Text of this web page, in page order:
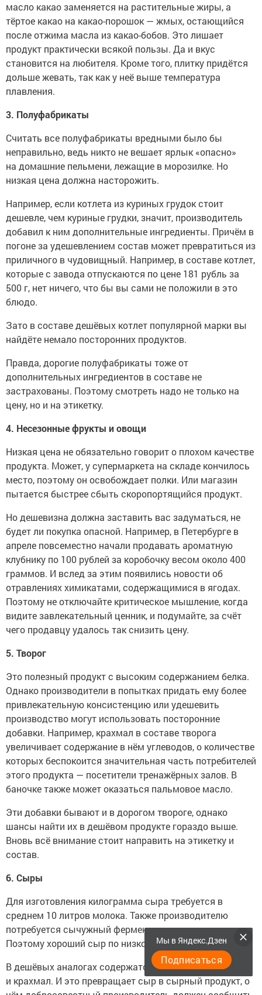
масло какао заменяется на растительные жиры, а
тёртое какао на какао-порошок — жмых, остающийся
после отжима масла из какао-бобов. Это лишает
продукт практически всякой пользы. Да и вкус
становится на любителя. Кроме того, плитку придётся
дольше жевать, так как у неё выше температура
плавления.
3. Полуфабрикаты
Считать все полуфабрикаты вредными было бы
неправильно, ведь никто не вешает ярлык «опасно»
на домашние пельмени, лежащие в морозилке. Но
низкая цена должна насторожить.
Например, если котлета из куриных грудок стоит
дешевле, чем куриные грудки, значит, производитель
добавил к ним дополнительные ингредиенты. Причём в
погоне за удешевлением состав может превратиться из
приличного в чудовищный. Например, в составе котлет,
которые с завода отпускаются по цене 181 рубль за
500 г, нет ничего, что бы вы сами не положили в это
блюдо.
Зато в составе дешёвых котлет популярной марки вы
найдёте немало посторонних продуктов.
Правда, дорогие полуфабрикаты тоже от
дополнительных ингредиентов в составе не
застрахованы. Поэтому смотреть надо не только на
цену, но и на этикетку.
4. Несезонные фрукты и овощи
Низкая цена не обязательно говорит о плохом качестве
продукта. Может, у супермаркета на складе кончилось
место, поэтому он освобождает полки. Или магазин
пытается быстрее сбыть скоропортящийся продукт.
Но дешевизна должна заставить вас задуматься, не
будет ли покупка опасной. Например, в Петербурге в
апреле повсеместно начали продавать ароматную
клубнику по 100 рублей за коробочку весом около 400
граммов. И вслед за этим появились новости об
отравлениях химикатами, содержащимися в ягодах.
Поэтому не отключайте критическое мышление, когда
видите завлекательный ценник, и подумайте, за счёт
чего продавцу удалось так снизить цену.
5. Творог
Это полезный продукт с высоким содержанием белка.
Однако производители в попытках придать ему более
привлекательную консистенцию или удешевить
производство могут использовать посторонние
добавки. Например, крахмал в составе творога
увеличивает содержание в нём углеводов, о количестве
которых беспокоится значительная часть потребителей
этого продукта — посетители тренажёрных залов. В
баночке также может оказаться пальмовое масло.
Эти добавки бывают и в дорогом твороге, однако
шансы найти их в дешёвом продукте гораздо выше.
Вновь всё внимание стоит направить на этикетку и
состав.
6. Сыры
Для изготовления килограмма сыра требуется в
среднем 10 литров молока. Также производителю
потребуется сычужный фермент, закваска, соль.
Поэтому хороший сыр по низкой цене не купишь.
В дешёвых аналогах содержатся растительные масла
и крахмал. И это превращает сыр в сырный продукт, о
Мы в Яндекс.Дзен
Подписаться